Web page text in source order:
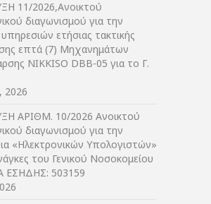
11/2026,Ανοικτού
διαγωνισμού για την
ετήσιας τακτικής
επτά (7) Μηχανημάτων
NIKKISO DBB-05 για το Γ.
2026
ΑΡIΘΜ. 10/2026 Ανοικτού
διαγωνισμού για την
«Ηλεκτρονικών Υπολογιστών»
του Γενικού Νοσοκομείου
ΕΣΗΔΗΣ: 503159